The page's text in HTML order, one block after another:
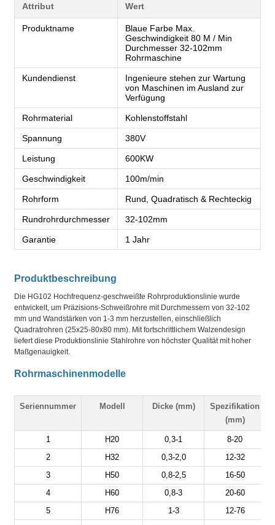
Attribut Wert
Produktname
Blaue Farbe Max.
Geschwindigkeit 80 M / Min
Durchmesser 32-102mm
Rohrmaschine
Kundendienst
Ingenieure stehen zur Wartung
von Maschinen im Ausland zur
Verfügung
Rohrmaterial Kohlenstoffstahl
Spannung 380V
Leistung 600KW
Geschwindigkeit 100m/min
Rohrform Rund, Quadratisch & Rechteckig
Rundrohrdurchmesser 32-102mm
Garantie 1 Jahr
Produktbeschreibung
Die HG102 Hochfrequenz-geschweißte Rohrproduktionslinie wurde
entwickelt, um Präzisions-Schweißrohre mit Durchmessern von 32-102
mm und Wandstärken von 1-3 mm herzustellen, einschließlich
Quadratrohren (25x25-80x80 mm). Mit fortschrittlichem Walzendesign
liefert diese Produktionslinie Stahlrohre von höchster Qualität mit hoher
Maßgenauigkeit.
Rohrmaschinenmodelle
Seriennummer Modell Dicke (mm)
Spezifikation
(mm)
1 H20 0,3-1
8-20
2
H32 0,3-2,0
12-32
3
H50 0,8-2,5
16-50
4
H60 0,8-3
20-60
5
H76 1-3
12-76